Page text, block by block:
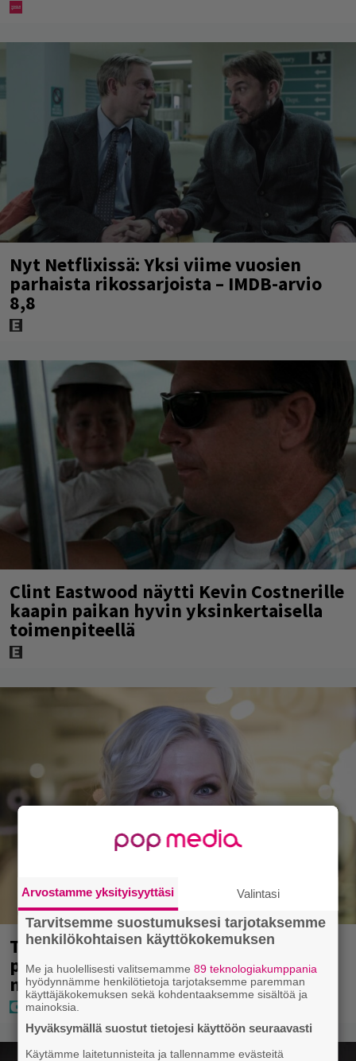
Nyt Netflixissä: Yksi viime vuosien
parhaista rikossarjoista – IMDB-arvio
8,8
Clint Eastwood näytti Kevin Costnerille
kaapin paikan hyvin yksinkertaisella
toimenpiteellä
Tältä näyttää Vappu Pimiän
perhelomalla Portugalissa – ”Kaunis
mekko”
Arvostamme yksityisyyttäsi Valintasi
Tarvitsemme suostumuksesi tarjotaksemme
henkilökohtaisen käyttökokemuksen
Me ja huolellisesti valitsemamme89 teknologiakumppania
hyödynnämme henkilötietoja tarjotaksemme paremman
käyttäjäkokemuksen sekä kohdentaaksemme sisältöä ja
mainoksia.
Hyväksymällä suostut tietojesi käyttöön seuraavasti
Käytämme laitetunnisteita ja tallennamme evästeitä